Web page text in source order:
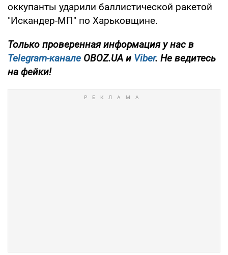
оккупанты ударили баллистической ракетой
"Искандер-МП" по Харьковщине.
Только проверенная информация у нас в
Telegram-канале OBOZ.UA и Viber. Не ведитесь
на фейки!